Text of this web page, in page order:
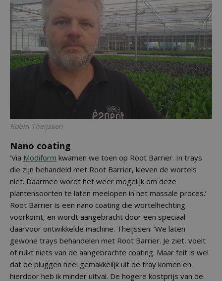
Robin Theijssen
Nano coating
'Via Modiform kwamen we toen op Root Barrier. In trays
die zijn behandeld met Root Barrier, kleven de wortels
niet. Daarmee wordt het weer mogelijk om deze
plantensoorten te laten meelopen in het massale proces.’
Root Barrier is een nano coating die wortelhechting
voorkomt, en wordt aangebracht door een speciaal
daarvoor ontwikkelde machine. Theijssen: ‘We laten
gewone trays behandelen met Root Barrier. Je ziet, voelt
of ruikt niets van de aangebrachte coating. Maar feit is wel
dat de pluggen heel gemakkelijk uit de tray komen en
hierdoor heb ik minder uitval. De hogere kostprijs van de